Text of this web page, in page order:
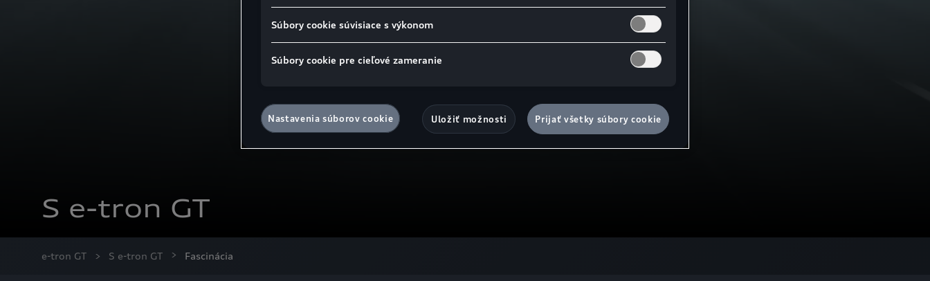
S e-tron GT
e-tron GT S e-tron GT Fascinácia
Súbory cookie súvisiace s výkonom
Súbory cookie pre cieľové zameranie
Nastavenia súborov cookie Uložiť možnosti Prijať všetky súbory cookie